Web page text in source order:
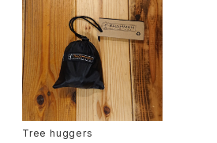
Tree huggers